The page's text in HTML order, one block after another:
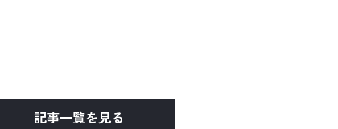
記事一覧を見る